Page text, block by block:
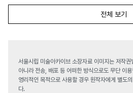
전체 보기
서울시립 미술아카이브 소장자료 이미지는 저작
아니라 전송, 배포 등 어떠한 방식으로도 무단 이용
영리적인 목적으로 사용할 경우 원작자에게 별도
다.